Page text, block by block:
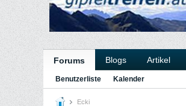
Forums Blogs Artikel
Benutzerliste Kalender
Ecki